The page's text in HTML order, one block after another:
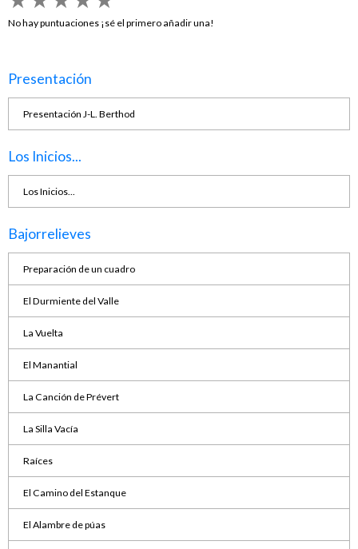
No hay puntuaciones ¡sé el primero añadir una!
Presentación
Presentación J-L. Berthod
Los Inicios...
Los Inicios...
Bajorrelieves
Preparación de un cuadro
El Durmiente del Valle
La Vuelta
El Manantial
La Canción de Prévert
La Silla Vacía
Raíces
El Camino del Estanque
El Alambre de púas